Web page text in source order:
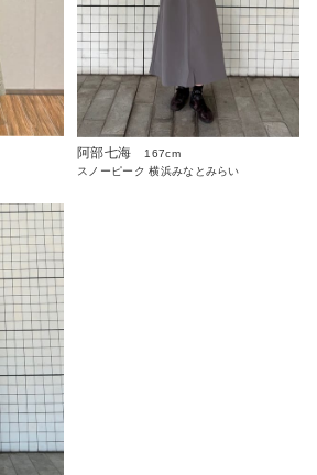
阿部七海
167cm
スノーピーク 横浜みなとみらい